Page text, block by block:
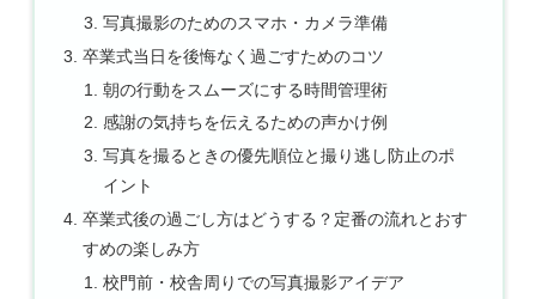
写真撮影のためのスマホ・カメラ準備
卒業式当日を後悔なく過ごすためのコツ
朝の行動をスムーズにする時間管理術
感謝の気持ちを伝えるための声かけ例
写真を撮るときの優先順位と撮り逃し防止のポ
イント
卒業式後の過ごし方はどうする？定番の流れとおす
すめの楽しみ方
校門前・校舎周りでの写真撮影アイデア